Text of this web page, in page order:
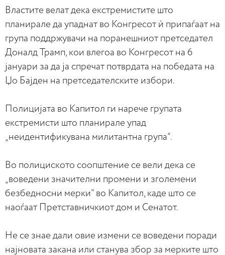
Властите велат дека екстремистите што
планирале да упаднат во Конгресот ѝ припаѓаат на
група поддржувачи на поранешниот претседател
Доналд Трамп, кои влегоа во Конгресот на 6
јануари за да ја спречат потврдата на победата на
Џо Бајден на претседателските избори.
Полицијата во Капитол ги нарече групата
екстремисти што планирале упад
„неидентификувана милитантна група“.
Во полициското соопштение се вели дека се
„воведени значителни промени и зголемени
безбедносни мерки“ во Капитол, каде што се
наоѓаат Претставничкиот дом и Сенатот.
Не се знае дали овие измени се воведени поради
најновата закана или станува збор за мерките што